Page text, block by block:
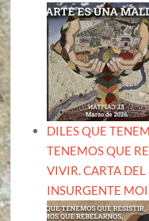
DILES QUE
TENEMOS QUE
VIVIR. CARTA
INSURGENTE